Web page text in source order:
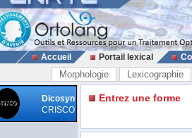
Accueil Portail lexical
Morphologie Lexicographie
Dicosyn
CRISCO
Entrez une forme